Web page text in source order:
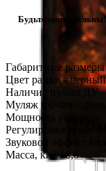
Будьте внимательны!
Габаритные
Цвет рамки - черный
Наличие пульта ДУ -
Муляж в очаге - дрова
Мощность обогрева,
Регулировка яркости
Звуковой эффект
Масса, кг - 18,8